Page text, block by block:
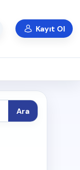
Kayıt Ol
Ara